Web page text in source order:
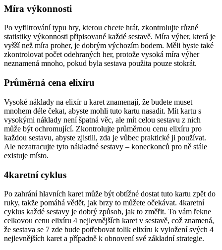
Míra výkonnosti
Po vyfiltrování typu hry, kterou chcete hrát, zkontrolujte různé
statistiky výkonnosti připisované každé sestavě. Míra výher, která je
vyšší než míra proher, je dobrým výchozím bodem. Měli byste také
zkontrolovat počet odehraných her, protože vysoká míra výher
neznamená mnoho, pokud byla sestava použita pouze stokrát.
Průměrná cena elixíru
Vysoké náklady na elixír u karet znamenají, že budete muset
mnohem déle čekat, abyste mohli tuto kartu nasadit. Mít kartu s
vysokými náklady není špatná věc, ale mít celou sestavu z nich
může být ochromující. Zkontrolujte průměrnou cenu elixíru pro
každou sestavu, abyste zjistili, zda je vůbec praktické ji používat.
Ale nezatracujte tyto nákladné sestavy – koneckonců pro ně stále
existuje místo.
4karetní cyklus
Po zahrání hlavních karet může být obtížné dostat tuto kartu zpět do
ruky, takže pomáhá vědět, jak brzy to můžete očekávat. 4karetní
cyklus každé sestavy je dobrý způsob, jak to změřit. To vám řekne
celkovou cenu elixíru 4 nejlevnějších karet v sestavě, což znamená,
že sestava se 7 zde bude potřebovat tolik elixíru k vyložení svých 4
nejlevnějších karet a případně k obnovení své základní strategie.